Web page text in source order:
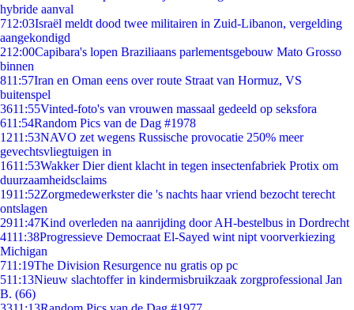
hybride aanval
712:03Israël meldt dood twee militairen in Zuid-Libanon, vergelding
aangekondigd
212:00Capibara's lopen Braziliaans parlementsgebouw Mato Grosso
binnen
811:57Iran en Oman eens over route Straat van Hormuz, VS
buitenspel
3611:55Vinted-foto's van vrouwen massaal gedeeld op seksfora
611:54Random Pics van de Dag #1978
1211:53NAVO zet wegens Russische provocatie 250% meer
gevechtsvliegtuigen in
1611:53Wakker Dier dient klacht in tegen insectenfabriek Protix om
duurzaamheidsclaims
1911:52Zorgmedewerkster die 's nachts haar vriend bezocht terecht
ontslagen
2911:47Kind overleden na aanrijding door AH-bestelbus in Dordrecht
4111:38Progressieve Democraat El-Sayed wint nipt voorverkiezing
Michigan
711:19The Division Resurgence nu gratis op pc
511:13Nieuw slachtoffer in kindermisbruikzaak zorgprofessional Jan
B. (66)